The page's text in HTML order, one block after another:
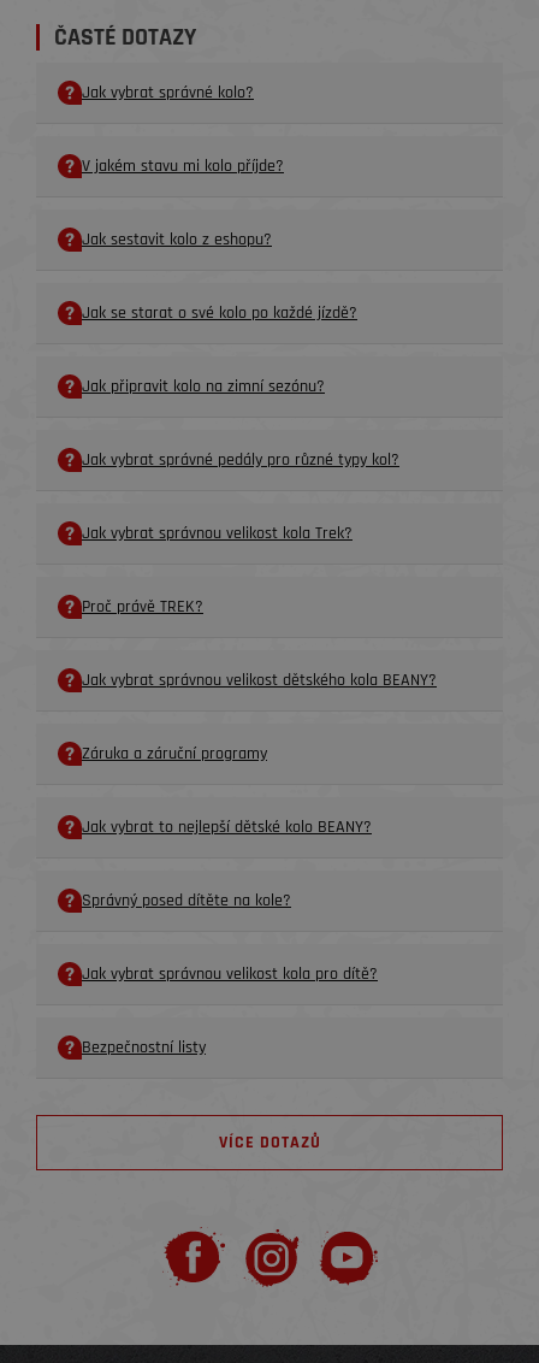
ČASTÉ DOTAZY
Jak vybrat správné kolo?
V jakém stavu mi kolo příjde?
Jak sestavit kolo z eshopu?
Jak se starat o své kolo po každé jízdě?
Jak připravit kolo na zimní sezónu?
Jak vybrat správné pedály pro různé typy kol?
Jak vybrat správnou velikost kola Trek?
Proč právě TREK?
Jak vybrat správnou velikost dětského kola BEANY?
Záruka a záruční programy
Jak vybrat to nejlepší dětské kolo BEANY?
Správný posed dítěte na kole?
Jak vybrat správnou velikost kola pro dítě?
Bezpečnostní listy
VÍCE DOTAZŮ